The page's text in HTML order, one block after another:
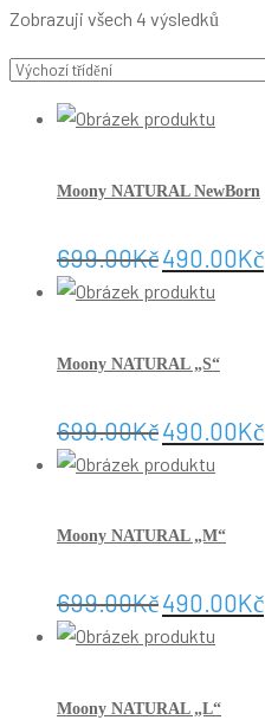
Přepnout
Postranním
Panelu
Zobrazuji všech 4 výsledků
Moony NATURAL NewBorn
699.00Kč490.00Kč
Moony NATURAL „S“
699.00Kč490.00Kč
Moony NATURAL „M“
699.00Kč490.00Kč
Moony NATURAL „L“